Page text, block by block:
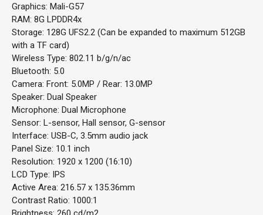
Graphics: Mali-G57
RAM: 8G LPDDR4x
Storage: 128G UFS2.2 (Can be expanded to maximum 512GB
with a TF card)
Wireless Type: 802.11 b/g/n/ac
Bluetooth: 5.0
Camera: Front: 5.0MP / Rear: 13.0MP
Speaker: Dual Speaker
Microphone: Dual Microphone
Sensor: L-sensor, Hall sensor, G-sensor
Interface: USB-C, 3.5mm audio jack
Panel Size: 10.1 inch
Resolution: 1920 x 1200 (16:10)
LCD Type: IPS
Active Area: 216.57 x 135.36mm
Contrast Ratio: 1000:1